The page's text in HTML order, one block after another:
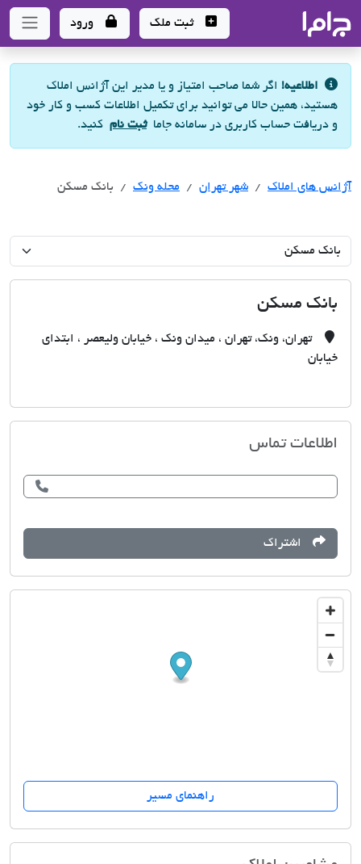
- سامانه جامع املاک و مشاورین املاک
ثبت ملک ورود
اطلاعیه! اگر شما صاحب امتیاز و یا مدیر این آژانس املاک
هستید، همین حالا می توانید برای تکمیل اطلاعات کسب و کار خود
و دریافت حساب کاربری در سامانه جاماثبت نام کنید.
آژانس های املاک آژانس های املاک
شهر تهران آژانس های املاک
محله ونک بانک مسکن
بانک مسکن
تهران، ونک، تهران ، میدان ونک ، خیابان ولیعصر ، ابتدای
خیابان
اطلاعات تماس
اشتراک
راهنمای مسیر